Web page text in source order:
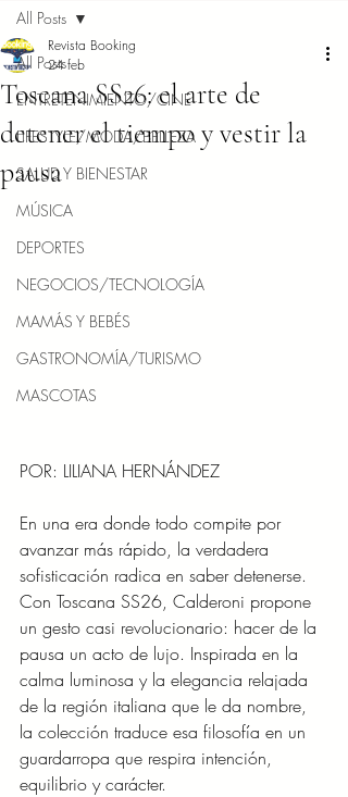
All Posts
ENTRETENIMIENTO/CINE
LIFESTYLE/MODA/BELLEZA
SALUD Y BIENESTAR
MÚSICA
DEPORTES
NEGOCIOS/TECNOLOGÍA
MAMÁS Y BEBÉS
GASTRONOMÍA/TURISMO
MASCOTAS
All Posts
Toscana SS26: el arte de
detener el tiempo y vestir la
pausa
Revista Booking
24 feb
POR: LILIANA HERNÁNDEZ
En una era donde todo compite por
avanzar más rápido, la verdadera
sofisticación radica en saber detenerse.
Con Toscana SS26, Calderoni propone
un gesto casi revolucionario: hacer de la
pausa un acto de lujo. Inspirada en la
calma luminosa y la elegancia relajada
de la región italiana que le da nombre,
la colección traduce esa filosofía en un
guardarropa que respira intención,
equilibrio y carácter.